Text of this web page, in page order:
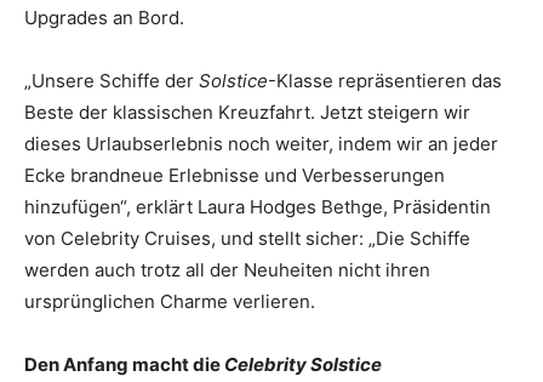
Upgrades an Bord.
„Unsere Schiffe der Solstice-Klasse repräsentieren das
Beste der klassischen Kreuzfahrt. Jetzt steigern wir
dieses Urlaubserlebnis noch weiter, indem wir an jeder
Ecke brandneue Erlebnisse und Verbesserungen
hinzufügen“, erklärt Laura Hodges Bethge, Präsidentin
von Celebrity Cruises, und stellt sicher: „Die Schiffe
werden auch trotz all der Neuheiten nicht ihren
ursprünglichen Charme verlieren.
Den Anfang macht die Celebrity Solstice